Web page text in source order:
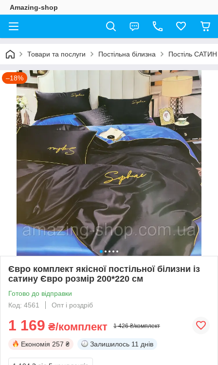
Amazing-shop
Товари та послуги Постільна білизна Постіль САТИН
–18%
Євро комплект якісної постільної білизни із
сатину Євро розмір 200*220 см
Готово до відправки
Код: 4561
Опт і роздріб
1 169 ₴/комплект 1 426 ₴/комплект
Економія 257 ₴ Залишилось 11 днів